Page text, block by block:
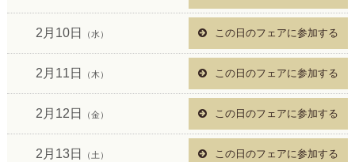
2月10日 （水） この日のフェアに参加する
2月11日 （木） この日のフェアに参加する
2月12日 （金） この日のフェアに参加する
2月13日 （土） この日のフェアに参加する